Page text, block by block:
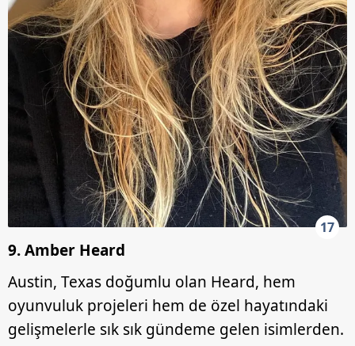
17
9. Amber Heard
Austin, Texas doğumlu olan Heard, hem
oyunvuluk projeleri hem de özel hayatındaki
gelişmelerle sık sık gündeme gelen isimlerden.